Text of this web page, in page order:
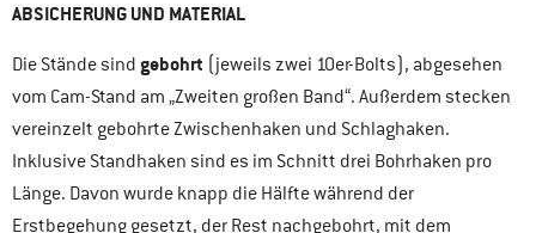
ABSICHERUNG UND MATERIAL
Die Stände sind gebohrt (jeweils zwei 10er-Bolts), abgesehen
vom Cam-Stand am „Zweiten großen Band“. Außerdem stecken
vereinzelt gebohrte Zwischenhaken und Schlaghaken.
Inklusive Standhaken sind es im Schnitt drei Bohrhaken pro
Länge. Davon wurde knapp die Hälfte während der
Erstbegehung gesetzt, der Rest nachgebohrt, mit dem